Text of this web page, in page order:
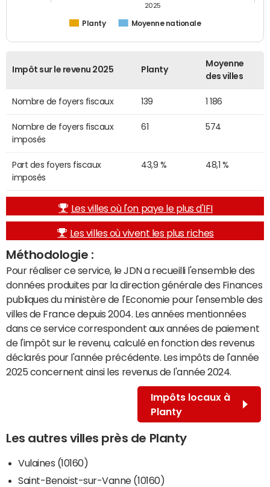
Planty Moyenne nationale
2025
Impôt sur le revenu 2025 Planty
Moyenne
des villes
Nombre de foyers fiscaux 139 1 186
Nombre de foyers fiscaux
imposés
61 574
Part des foyers fiscaux
imposés
43,9 % 48,1 %
Les villes où l'on paye le plus d'IFI
Les villes où vivent les plus riches
Méthodologie :
Pour réaliser ce service, le JDN a recueilli l'ensemble des
données produites par la direction générale des Finances
publiques du ministère de l'Economie pour l'ensemble des
villes de France depuis 2004. Les années mentionnées
dans ce service correspondent aux années de paiement
de l'impôt sur le revenu, calculé en fonction des revenus
déclarés pour l'année précédente. Les impôts de l'année
2025 concernent ainsi les revenus de l'année 2024.
Impôts locaux à
Planty
Les autres villes près de Planty
Vulaines (10160)
Saint-Benoist-sur-Vanne (10160)